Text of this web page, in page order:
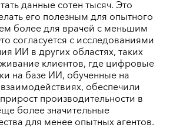
данные сотен тысяч. Это
его полезным для опытного
более для врачей с меньшим
согласуется с исследованиями
ИИ в других областях, таких
клиентов, где цифровые
на базе ИИ, обученные на
обеспечили
производительности в
более значительные
для менее опытных агентов.